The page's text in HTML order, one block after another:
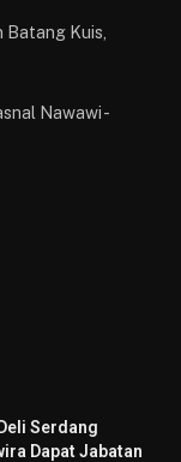
Batang Kuis,
Nawawi -
Serdang
Dapat Jabatan